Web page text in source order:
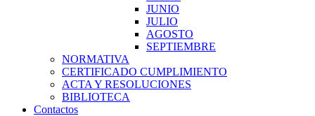
JUNIO
JULIO
AGOSTO
SEPTIEMBRE
NORMATIVA
CERTIFICADO CUMPLIMIENTO
ACTA Y RESOLUCIONES
BIBLIOTECA
Contactos